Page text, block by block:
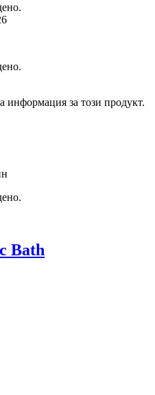
информация за този продукт.
Bath